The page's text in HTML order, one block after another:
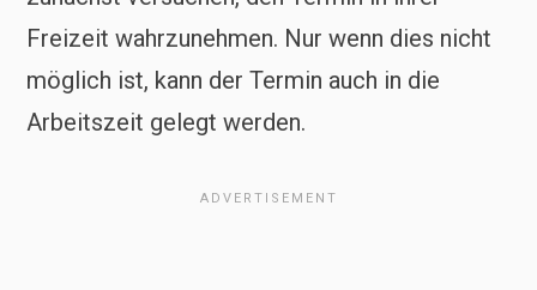
Freizeit wahrzunehmen. Nur wenn dies nicht
möglich ist, kann der Termin auch in die
Arbeitszeit gelegt werden.